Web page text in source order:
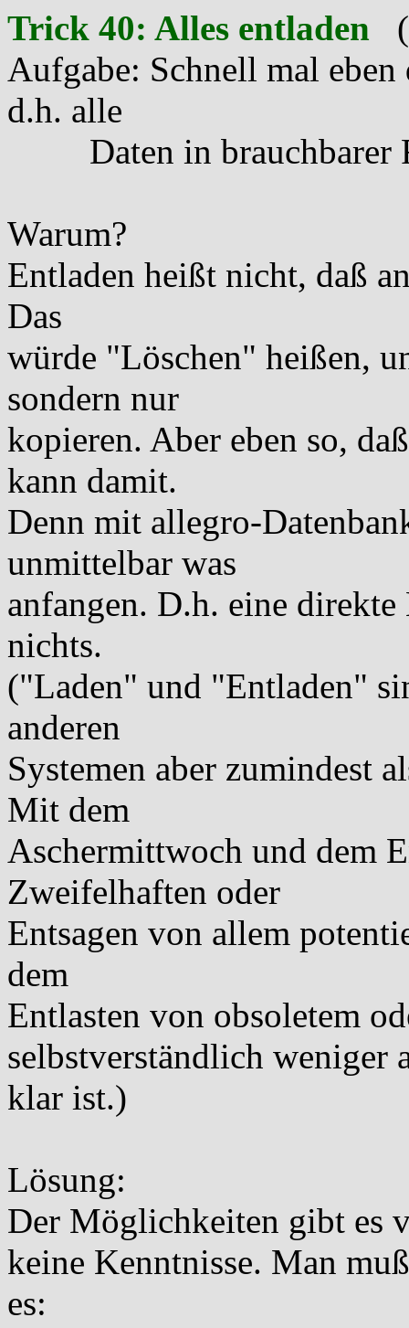
Trick 40: Alles entladen
Aufgabe: Schnell mal eben
d.h. alle
Daten in brauchbarer
Warum?
Entladen heißt nicht, daß
Das
würde "Löschen" heißen,
sondern nur
kopieren. Aber eben so,
kann damit.
Denn mit allegro-
unmittelbar was
anfangen. D.h. eine
nichts.
("Laden" und "Entladen"
anderen
Systemen aber zumindest
Mit dem
Aschermittwoch und dem
Zweifelhaften oder
Entsagen von allem
dem
Entlasten von obsoletem
selbstverständlich weniger
klar ist.)
Lösung:
Der Möglichkeiten gibt es
keine Kenntnisse. Man
es: